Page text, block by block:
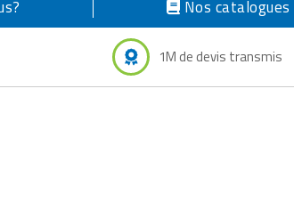
Nos catalogues
1M de devis transmis